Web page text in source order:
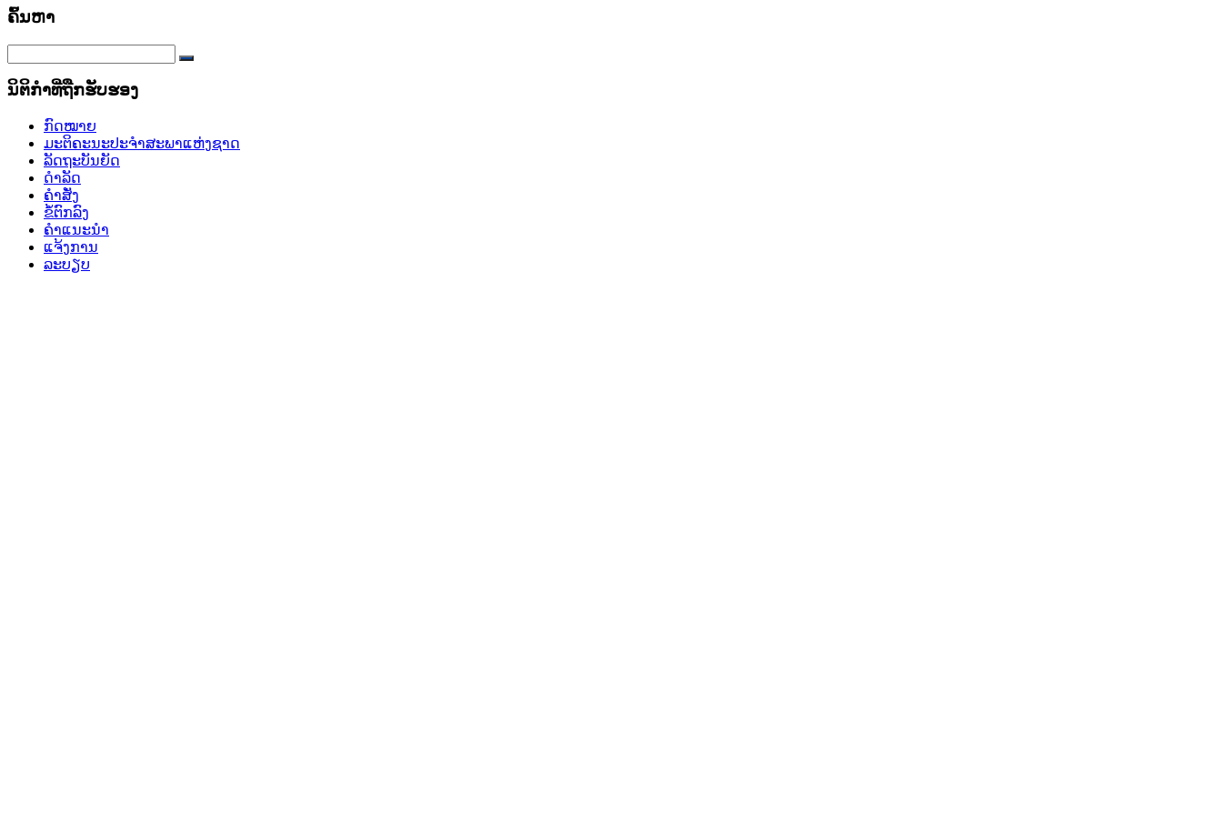
ຄົ້ນຫາ
ນິຕິກໍາທີ່ຖືກຮັບຮອງ
ກົດໝາຍ
ມະຕິຄະນະປະຈຳສະພາແຫ່ງຊາດ
ລັດຖະບັນຍັດ
ດໍາລັດ
ຄຳສັ່ງ
ຂໍ້ຕົກລົງ
ຄໍາແນະນໍາ
ແຈ້ງການ
ລະບຽບ